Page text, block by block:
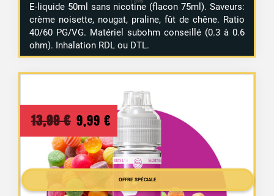
E-liquide 50ml sans nicotine (flacon 75ml). Saveurs:
crème noisette, nougat, praline, fût de chêne. Ratio
40/60 PG/VG. Matériel subohm conseillé (0.3 à 0.6
ohm). Inhalation RDL ou DTL.
OFFRE SPÉCIALE
13,99€ Le
prix
initial
9,99 € Le
prix
actuel
est :